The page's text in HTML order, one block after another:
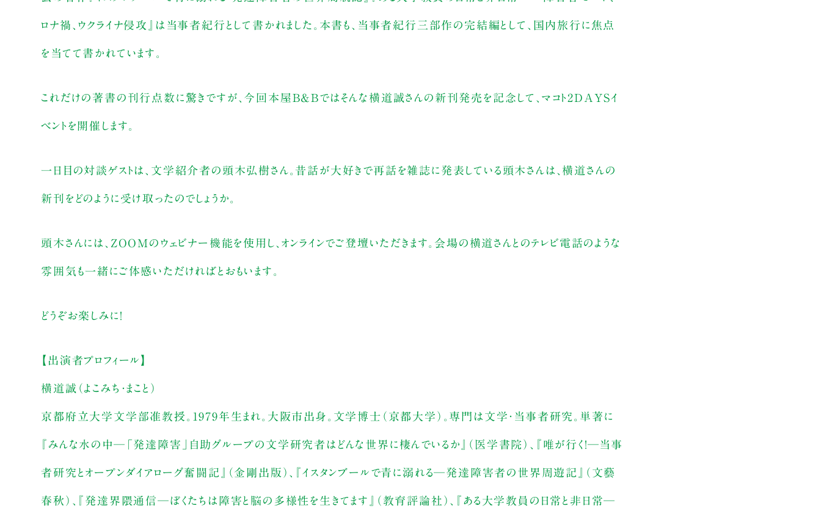
ロナ禍、ウクライナ侵攻』は当事者紀行として書かれました。本書も、当事者紀行三部作の完結編として、国内旅行に焦点
を当てて書かれています。
これだけの著書の刊行点数に驚きですが、今回本屋B&Bではそんな横道誠さんの新刊発売を記念して、マコト2DAYSイ
ベントを開催します。
一日目の対談ゲストは、文学紹介者の頭木弘樹さん。昔話が大好きで再話を雑誌に発表している頭木さんは、横道さんの
新刊をどのように受け取ったのでしょうか。
頭木さんには、ZOOMのウェビナー機能を使用し、オンラインでご登壇いただきます。会場の横道さんとのテレビ電話のような
雰囲気も一緒にご体感いただければとおもいます。
どうぞお楽しみに！
【出演者プロフィール】
横道誠（よこみち・まこと）
京都府立大学文学部准教授。1979年生まれ。大阪市出身。文学博士（京都大学）。専門は文学・当事者研究。単著に
『みんな水の中─「発達障害」自助グループの文学研究者はどんな世界に棲んでいるか』（医学書院）、『唯が行く！─当事
者研究とオープンダイアローグ奮闘記』（金剛出版）、『イスタンブールで青に溺れる─発達障害者の世界周遊記』（文藝
春秋）、『発達界隈通信─ぼくたちは障害と脳の多様性を生きてます』（教育評論社）、『ある大学教員の日常と非日常─